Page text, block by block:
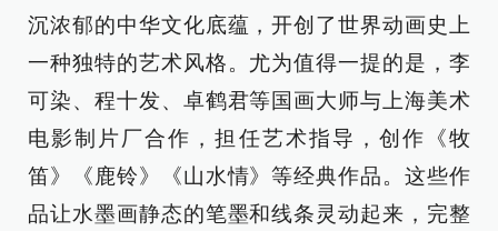
沉浓郁的中华文化底蕴，开创了世界动画史上
一种独特的艺术风格。尤为值得一提的是，李
可染、程十发、卓鹤君等国画大师与上海美术
电影制片厂合作，担任艺术指导，创作《牧
笛》《鹿铃》《山水情》等经典作品。这些作
品让水墨画静态的笔墨和线条灵动起来，完整